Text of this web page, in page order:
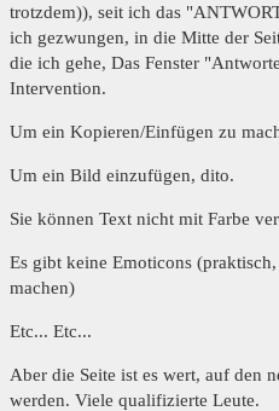
trotzdem)), seit ich das
ich gezwungen, in die Mitte der
die ich gehe, Das Fenster
Intervention.
Um ein Kopieren/Einfügen zu
Um ein Bild einzufügen, dito.
Sie können Text nicht mit Farbe
Es gibt keine Emoticons
machen)
Etc... Etc...
Aber die Seite ist es wert, auf den
werden. Viele qualifizierte Leute.